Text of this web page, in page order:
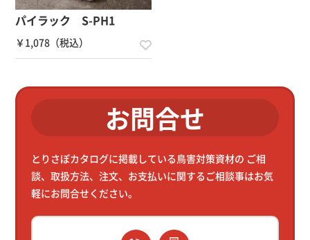
パイラック S-PH1
￥1,078（税込）
お問合せ
とりさぽカタログに掲載している鳥害対策資材の ご相
談、取扱方法、注文、お支払いに関するご相談事はお気
軽にお問合せください。